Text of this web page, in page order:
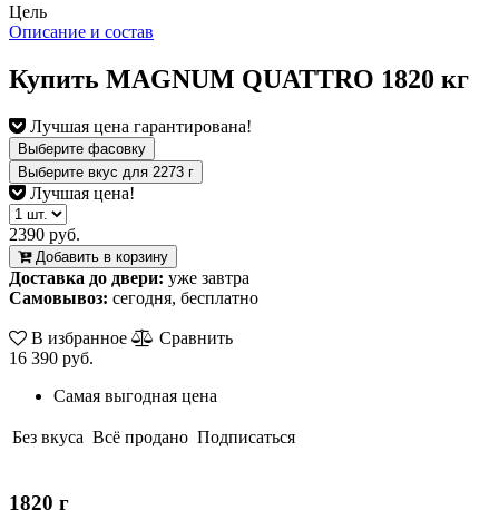
Цель
Описание и состав
Купить MAGNUM QUATTRO 1820 кг
Лучшая цена гарантирована!
Выберите фасовку
Выберите вкус для 2273 г
Лучшая цена!
2390 руб.
Добавить в корзину
Доставка до двери: уже завтра
Самовывоз: сегодня, бесплатно
В избранное
Сравнить
16 390 руб.
Самая выгодная цена
Без вкуса Всё продано Подписаться
1820 г